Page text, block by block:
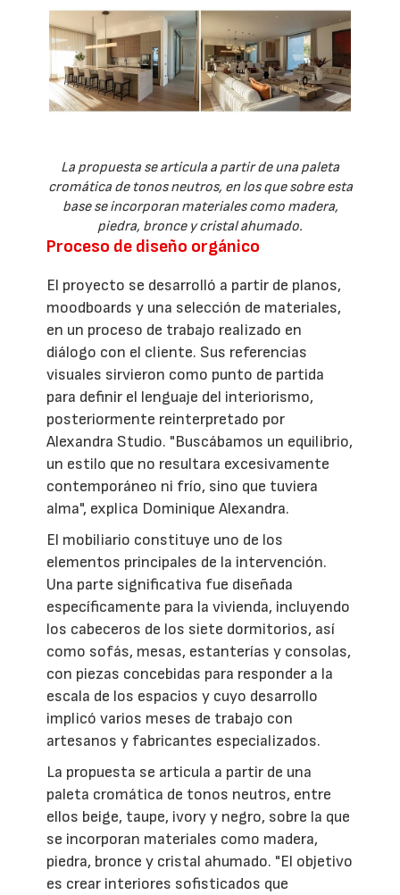
La propuesta se articula a partir de una paleta
cromática de tonos neutros, en los que sobre esta
base se incorporan materiales como madera,
piedra, bronce y cristal ahumado.
Proceso de diseño orgánico
El proyecto se desarrolló a partir de planos,
moodboards y una selección de materiales,
en un proceso de trabajo realizado en
diálogo con el cliente. Sus referencias
visuales sirvieron como punto de partida
para definir el lenguaje del interiorismo,
posteriormente reinterpretado por
Alexandra Studio. "Buscábamos un equilibrio,
un estilo que no resultara excesivamente
contemporáneo ni frío, sino que tuviera
alma", explica Dominique Alexandra.
El mobiliario constituye uno de los
elementos principales de la intervención.
Una parte significativa fue diseñada
específicamente para la vivienda, incluyendo
los cabeceros de los siete dormitorios, así
como sofás, mesas, estanterías y consolas,
con piezas concebidas para responder a la
escala de los espacios y cuyo desarrollo
implicó varios meses de trabajo con
artesanos y fabricantes especializados.
La propuesta se articula a partir de una
paleta cromática de tonos neutros, entre
ellos beige, taupe, ivory y negro, sobre la que
se incorporan materiales como madera,
piedra, bronce y cristal ahumado. "El objetivo
es crear interiores sofisticados que